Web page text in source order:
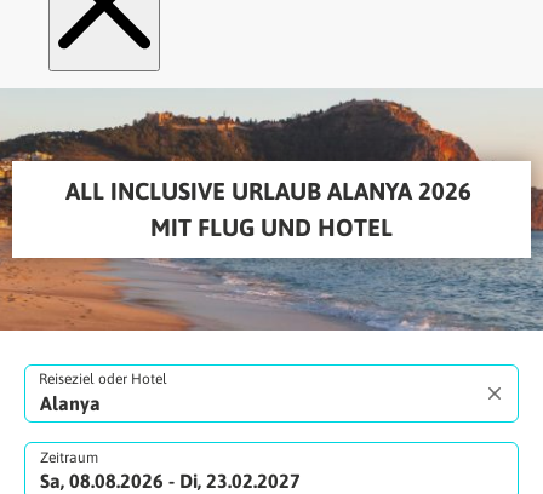
ALL INCLUSIVE URLAUB ALANYA 2026
MIT FLUG UND HOTEL
Reiseziel oder Hotel
Zeitraum
Sa, 08.08.2026 - Di, 23.02.2027